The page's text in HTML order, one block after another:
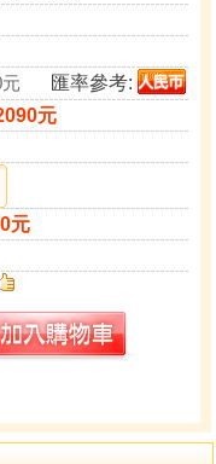
匯率參考:
元
元